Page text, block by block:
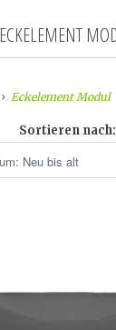
ECKELEMENT
Eckelement Modul
Sortieren nach: